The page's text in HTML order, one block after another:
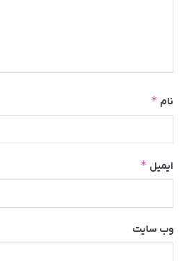
نام *
ایمیل *
وب‌ سایت